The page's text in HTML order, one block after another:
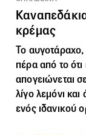
κρέμας
Το αυγοτάραχο
πέρα από το ότι
απογειώνεται
λίγο λεμόνι
ενός ιδανικού